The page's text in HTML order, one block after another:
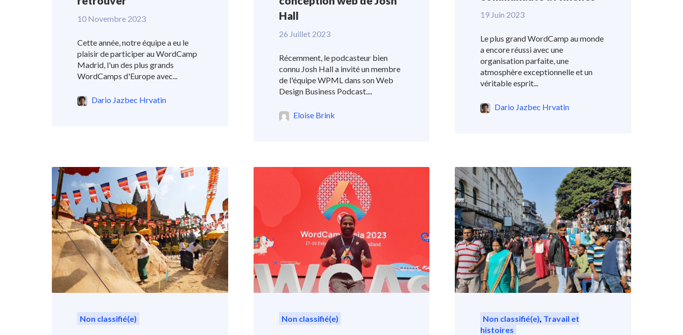
10 Novembre 2023
Cette année, notre équipe a eu le
plaisir de participer au WordCamp
Madrid, l'un des plus grands
WordCamps d'Europe avec...
Dario Jazbec Hrvatin
Hall
26 Juillet 2023
Récemment, le podcasteur bien
connu Josh Hall a invité un membre
de l'équipe WPML dans son Web
Design Business Podcast....
Eloise Brink
19 Juin 2023
Le plus grand WordCamp au monde
a encore réussi avec une
organisation parfaite, une
atmosphère exceptionnelle et un
véritable esprit...
Dario Jazbec Hrvatin
Non classifié(e) Non classifié(e) Non classifié(e) Travail et
histoires